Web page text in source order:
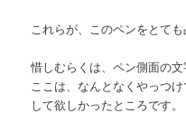
これらが、このペンをとても
惜しむらくは、ペン側面の文
ここは、なんとなくやっつ
して欲しかったところです。